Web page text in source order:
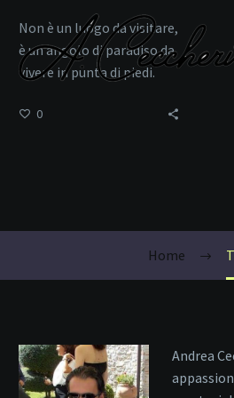
Home
Non è un luogo da visitare,
è un angolo di paradiso da
vivere in punta di piedi.
0
Andrea